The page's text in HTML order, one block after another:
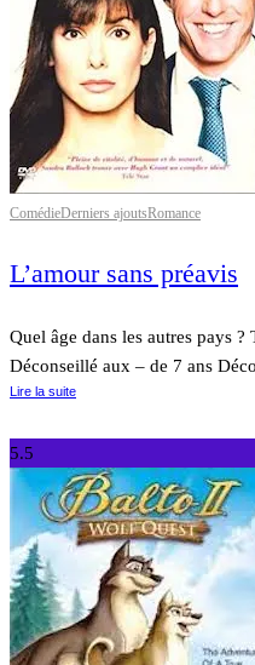
ComédieDerniers ajoutsRomance
L’amour sans préavis
Quel âge dans les autres pays
Déconseillé aux – de 7 ans
Lire la suite
5.5